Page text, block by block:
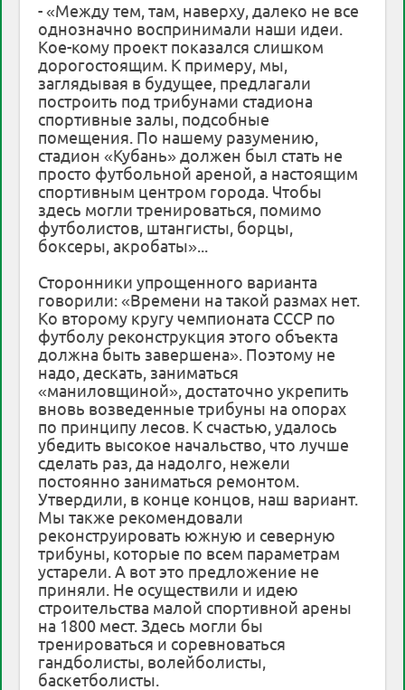
- «Между тем, там, наверху, далеко не все
однозначно воспринимали наши идеи.
Кое-кому проект показался слишком
дорогостоящим. К примеру, мы,
заглядывая в будущее, предлагали
построить под трибунами стадиона
спортивные залы, подсобные
помещения. По нашему разумению,
стадион «Кубань» должен был стать не
просто футбольной ареной, а настоящим
спортивным центром города. Чтобы
здесь могли тренироваться, помимо
футболистов, штангисты, борцы,
боксеры, акробаты»...
Сторонники упрощенного варианта
говорили: «Времени на такой размах нет.
Ко второму кругу чемпионата СССР по
футболу реконструкция этого объекта
должна быть завершена». Поэтому не
надо, дескать, заниматься
«маниловщиной», достаточно укрепить
вновь возведенные трибуны на опорах
по принципу лесов. К счастью, удалось
убедить высокое начальство, что лучше
сделать раз, да надолго, нежели
постоянно заниматься ремонтом.
Утвердили, в конце концов, наш вариант.
Мы также рекомендовали
реконструировать южную и северную
трибуны, которые по всем параметрам
устарели. А вот это предложение не
приняли. Не осуществили и идею
строительства малой спортивной арены
на 1800 мест. Здесь могли бы
тренироваться и соревноваться
гандболисты, волейболисты,
баскетболисты.